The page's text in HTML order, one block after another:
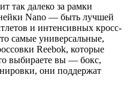
так далеко за рамки
Nano — быть лучшей
и интенсивных кросс-
самые универсальные,
Reebok, которые
выбираете вы — бокс,
они поддержат